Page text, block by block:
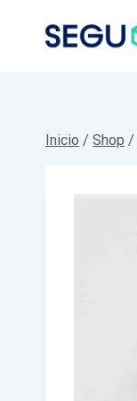
Inicio / Shop /